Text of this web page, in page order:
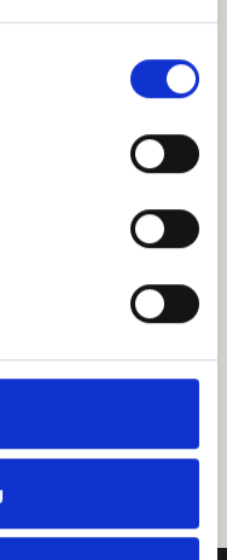
kan man
eller tjeneste.